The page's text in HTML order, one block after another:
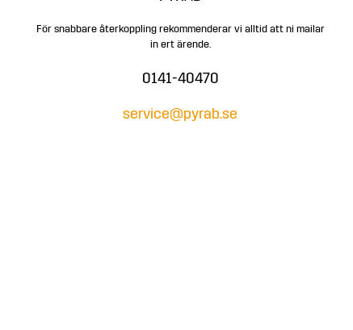
För snabbare återkoppling rekommenderar vi alltid att ni mailar
in ert ärende.
0141-40470
service@pyrab.se